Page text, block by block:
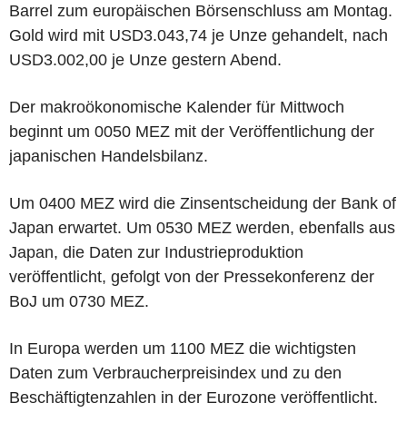
Barrel zum europäischen Börsenschluss am Montag.
Gold wird mit USD3.043,74 je Unze gehandelt, nach
USD3.002,00 je Unze gestern Abend.
Der makroökonomische Kalender für Mittwoch
beginnt um 0050 MEZ mit der Veröffentlichung der
japanischen Handelsbilanz.
Um 0400 MEZ wird die Zinsentscheidung der Bank of
Japan erwartet. Um 0530 MEZ werden, ebenfalls aus
Japan, die Daten zur Industrieproduktion
veröffentlicht, gefolgt von der Pressekonferenz der
BoJ um 0730 MEZ.
In Europa werden um 1100 MEZ die wichtigsten
Daten zum Verbraucherpreisindex und zu den
Beschäftigtenzahlen in der Eurozone veröffentlicht.